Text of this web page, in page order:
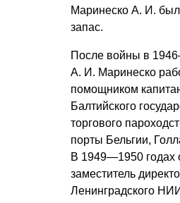
Маринеско А. И.
запас.
После войны в
А. И. Маринеско
помощником
Балтийского
торгового
порты Бельгии,
В 1949—1950
заместитель
Ленинградского